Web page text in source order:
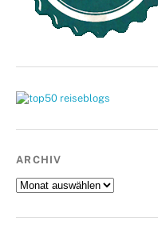
ARCHIV
Archiv